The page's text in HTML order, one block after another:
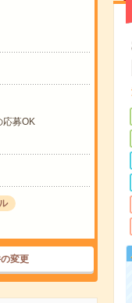
応募OK
変更